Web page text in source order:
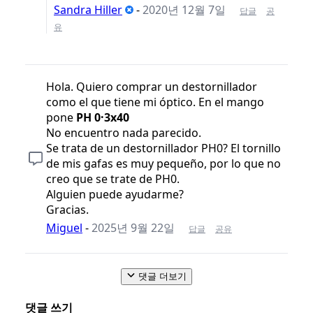
Sandra Hiller -2020년 12월 7일 답글
공
유
Hola. Quiero comprar un destornillador
como el que tiene mi óptico. En el mango
pone PH 0·3x40
No encuentro nada parecido.
Se trata de un destornillador PH0? El tornillo
de mis gafas es muy pequeño, por lo que no
creo que se trate de PH0.
Alguien puede ayudarme?
Gracias.
Miguel -2025년 9월 22일 답글 공유
댓글 더보기
댓글 쓰기